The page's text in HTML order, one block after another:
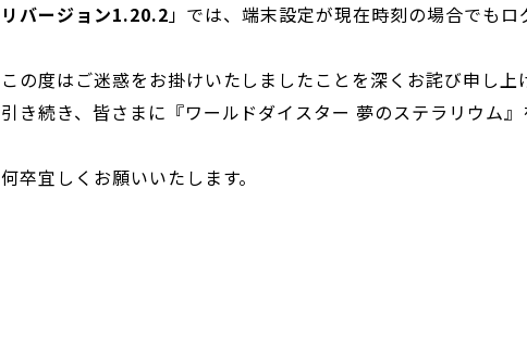
リバージョン1.20.2」では、端末設定が現在時刻の場合でもロ
この度はご迷惑をお掛けいたしましたことを深くお詫び申し上
引き続き、皆さまに『ワールドダイスター 夢のステラリウム』
何卒宜しくお願いいたします。